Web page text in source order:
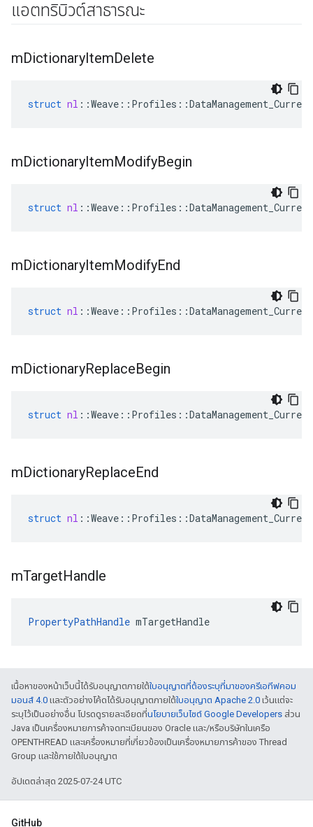
แอตทริบิวต์สาธารณะ
mDictionaryItemDelete
struct nl ::Weave :: Profiles ::DataManagement_Current
mDictionaryItemModifyBegin
struct nl ::Weave :: Profiles ::DataManagement_Current
mDictionaryItemModifyEnd
struct nl ::Weave :: Profiles ::DataManagement_Current
mDictionaryReplaceBegin
struct nl ::Weave :: Profiles ::DataManagement_Current
mDictionaryReplaceEnd
struct nl ::Weave :: Profiles ::DataManagement_Current
mTargetHandle
PropertyPathHandle mTargetHandle
เนื้อหาของหน้าเว็บนี้ได้รับอนุญาตภายใต้ใบอนุญาตที่ต้องระบุที่มาของครีเอทีฟคอม
มอนส์ 4.0 และตัวอย่างโค้ดได้รับอนุญาตภายใต้ใบอนุญาต Apache 2.0 เว้นแต่จะ
ระบุไว้เป็นอย่างอื่น โปรดดูรายละเอียดที่นโยบายเว็บไซต์ Google Developers ส่วน
Java เป็นเครื่องหมายการค้าจดทะเบียนของ Oracle และ/หรือบริษัทในเครือ
OPENTHREAD และเครื่องหมายที่เกี่ยวข้องเป็นเครื่องหมายการค้าของ Thread
Group และใช้ภายใต้ใบอนุญาต
อัปเดตล่าสุด 2025-07-24 UTC
GitHub